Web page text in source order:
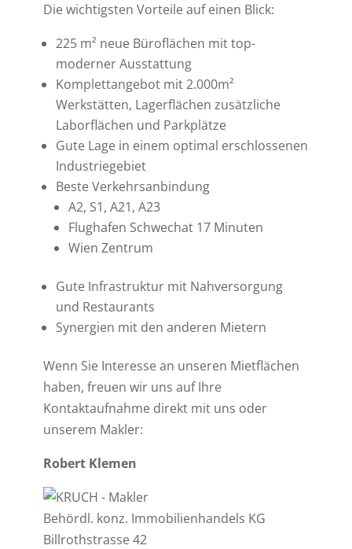
Die wichtigsten Vorteile auf einen Blick:
225 m² neue Büroflächen mit top-
moderner Ausstattung
Komplettangebot mit 2.000m²
Werkstätten, Lagerflächen zusätzliche
Laborflächen und Parkplätze
Gute Lage in einem optimal erschlossenen
Industriegebiet
Beste Verkehrsanbindung
A2, S1, A21, A23
Flughafen Schwechat 17 Minuten
Wien Zentrum
Gute Infrastruktur mit Nahversorgung
und Restaurants
Synergien mit den anderen Mietern
Wenn Sie Interesse an unseren Mietflächen
haben, freuen wir uns auf Ihre
Kontaktaufnahme direkt mit uns oder
unserem Makler:
Robert Klemen
Behördl. konz. Immobilienhandels KG
Billrothstrasse 42